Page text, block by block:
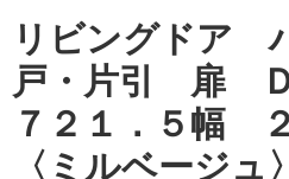
リビングドア
戸・片引 扉
７２１．５幅
〈ミルベージ